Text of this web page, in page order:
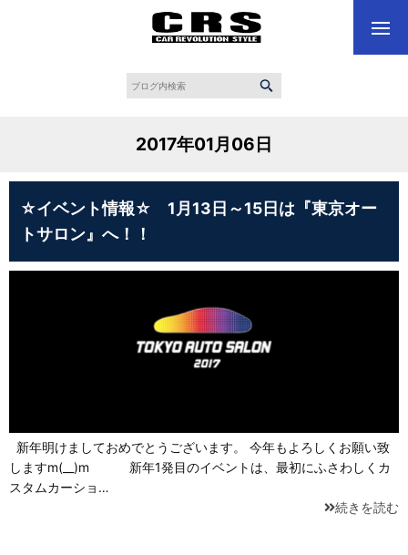
2017年01月06日
☆イベント情報☆ 1月13日～15日は『東京オー
トサロン』へ！！
新年明けましておめでとうございます。 今年もよろしくお願い致
しますm(__)m 新年1発目のイベントは、最初にふさわしくカ
スタムカーショ…
続きを読む